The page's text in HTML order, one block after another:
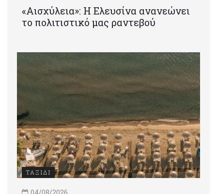
«Αισχύλεια»: Η Ελευσίνα ανανεώνει
το πολιτιστικό μας ραντεβού
ΤΑΞΙΔΙ